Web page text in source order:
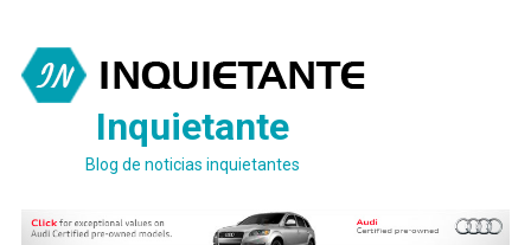
contenido
Inquietante
Blog de noticias inquietantes